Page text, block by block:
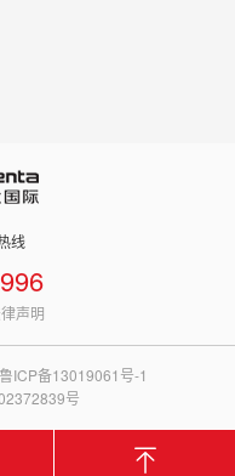
线
声明
鲁ICP备13019061号-1
号